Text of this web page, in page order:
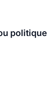
politique